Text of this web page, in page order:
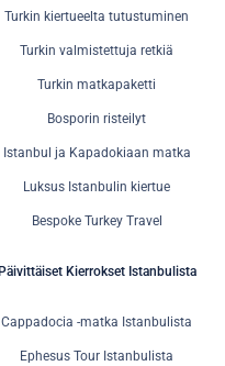
Turkin kiertueelta tutustuminen
Turkin valmistettuja retkiä
Turkin matkapaketti
Bosporin risteilyt
Istanbul ja Kapadokiaan matka
Luksus Istanbulin kiertue
Bespoke Turkey Travel
Päivittäiset Kierrokset Istanbulista
Cappadocia -matka Istanbulista
Ephesus Tour Istanbulista